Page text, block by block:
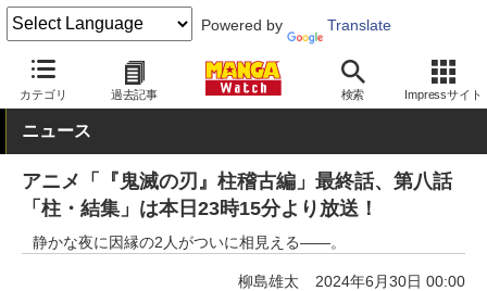
Powered by Translate
カテゴリ 過去記事 検索 Impressサイト
MANGA Watch アニメ
ニュース
アニメ「『鬼滅の刃』柱稽古編」最終話、第八話
「柱・結集」は本日23時15分より放送！
静かな夜に因縁の2人がついに相見える――。
柳島雄太 2024年6月30日 00:00